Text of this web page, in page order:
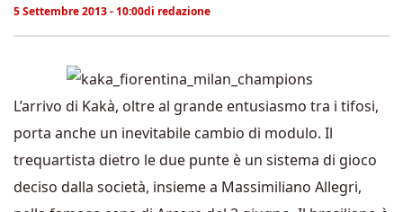
5 Settembre 2013 - 10:00di redazione
L’arrivo di Kakà, oltre al grande entusiasmo tra i tifosi,
porta anche un inevitabile cambio di modulo. Il
trequartista dietro le due punte è un sistema di gioco
deciso dalla società, insieme a Massimiliano Allegri,